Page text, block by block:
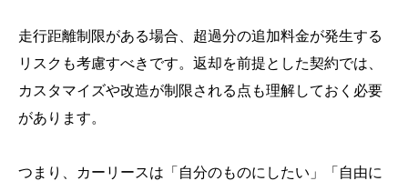
走行距離制限がある場合、超過分の追加料金が発生する
リスクも考慮すべきです。返却を前提とした契約では、
カスタマイズや改造が制限される点も理解しておく必要
があります。
つまり、カーリースは「自分のものにしたい」「自由に